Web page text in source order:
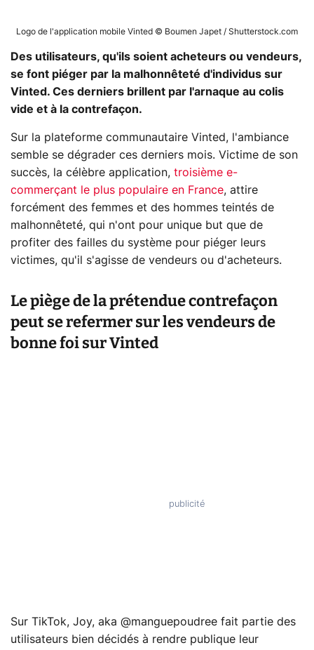
Logo de l'application mobile Vinted © Boumen Japet / Shutterstock.com
Des utilisateurs, qu'ils soient acheteurs ou vendeurs,
se font piéger par la malhonnêteté d'individus sur
Vinted. Ces derniers brillent par l'arnaque au colis
vide et à la contrefaçon.
Sur la plateforme communautaire Vinted, l'ambiance
semble se dégrader ces derniers mois. Victime de son
succès, la célèbre application, troisième e-
commerçant le plus populaire en France, attire
forcément des femmes et des hommes teintés de
malhonnêteté, qui n'ont pour unique but que de
profiter des failles du système pour piéger leurs
victimes, qu'il s'agisse de vendeurs ou d'acheteurs.
Le piège de la prétendue contrefaçon
peut se refermer sur les vendeurs de
bonne foi sur Vinted
Sur TikTok, Joy, aka @manguepoudree fait partie des
utilisateurs bien décidés à rendre publique leur